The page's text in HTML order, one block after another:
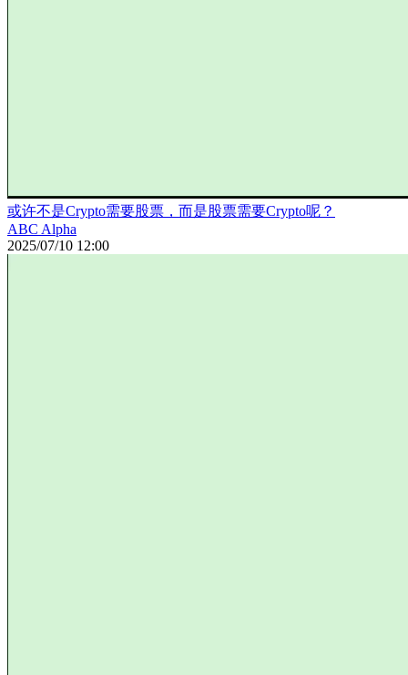
或许不是Crypto需要股票，而是股票需要Crypto呢？
ABC Alpha
2025/07/10 12:00